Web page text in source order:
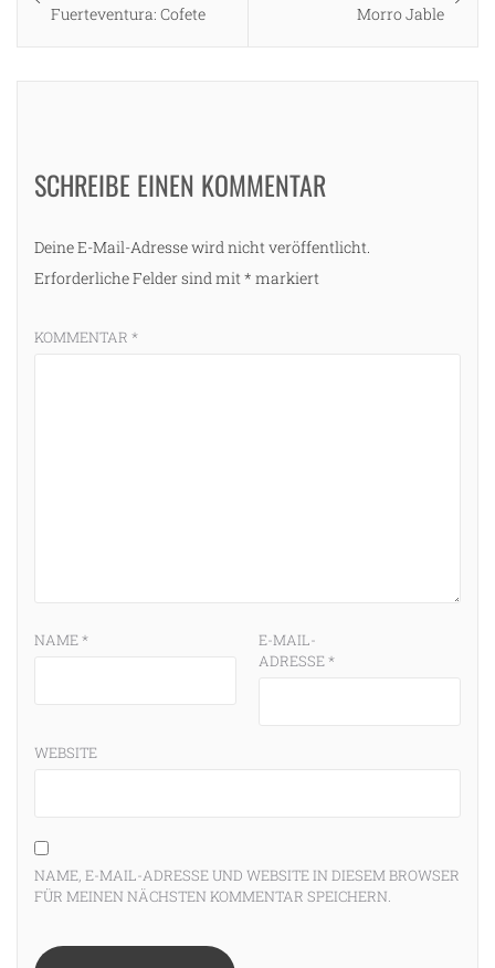
post:
Fuerteventura: Cofete
post:
Morro Jable
SCHREIBE EINEN KOMMENTAR
Deine E-Mail-Adresse wird nicht veröffentlicht.
Erforderliche Felder sind mit * markiert
KOMMENTAR *
NAME*
E-MAIL-
ADRESSE*
WEBSITE
NAME, E-MAIL-ADRESSE UND WEBSITE IN DIESEM BROWSER
FÜR MEINEN NÄCHSTEN KOMMENTAR SPEICHERN.